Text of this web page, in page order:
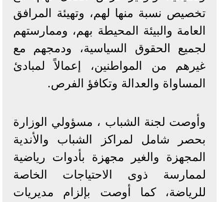
تخصيص نسبة منها لهم، وتهيئة المرافق
العامة والبيئة المحيطة بهم، وممارستهم
لجميع الحقوق السياسية، ودمجهم مع
غيرهم من المواطنين، إعمالاً لمبادئ
المساواة والعدالة وتكافؤ الفرص.
وأوصت لجنة الشباب ، مسؤولي الوزارة
بحصر شامل لمراكز الشباب والأندية
المجهزة والغير مجهزة بأدوات رياضية
لممارسة ذوى الاحتياجات الخاصة
للرياضة، كما أوصت بإلزام مديريات